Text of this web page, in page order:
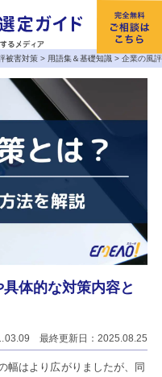
被害対策> 用語集＆基礎知識 >企業の風
体的な対策内容と
最終更新日：2025.08.25
幅はより広がりましたが、同